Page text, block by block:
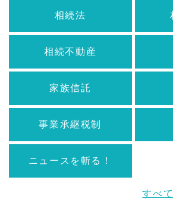
相続法
相続不動産
家族信託
事業承継税制
ニュースを斬る！
すべ